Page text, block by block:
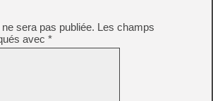
sera pas publiée. Les champs
avec *